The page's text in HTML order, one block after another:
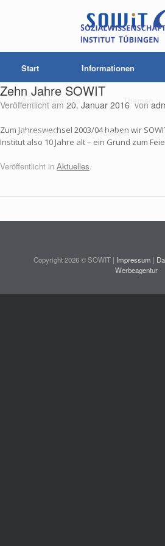
Start Informationen
Arbeitsbereiche Themen
Personen Kontakt
Zehn Jahre SOWIT
Veröffentlicht am 20. Januar 2016 von
Zum Jahreswechsel 2003/04 haben wir
Institut also 10 Jahre alt – ein Grund zum
Veröffentlicht in Aktuelles.
Copyright 2026 © SOWIT | Impressum |
Werbeagentur